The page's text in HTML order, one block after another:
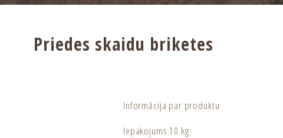
Priedes skaidu briketes
Informācija par produktu
Iepakojums 10 kg